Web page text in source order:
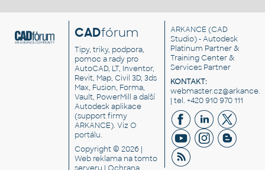
CADfórum
Tipy, triky, podpora,
pomoc a rady pro
AutoCAD, LT, Inventor,
Revit, Map, Civil 3D, 3ds
Max, Fusion, Forma,
Vault, PowerMill a další
Autodesk aplikace
(support firmy
ARKANCE). VizO
portálu.
Copyright © 2026 |
Web reklama na tomto
serveru |Ochrana
ARKANCE (CAD
Studio) - Autodesk
Platinum Partner &
Training Center &
Services Partner
KONTAKT:
| tel. +420 910 970 111